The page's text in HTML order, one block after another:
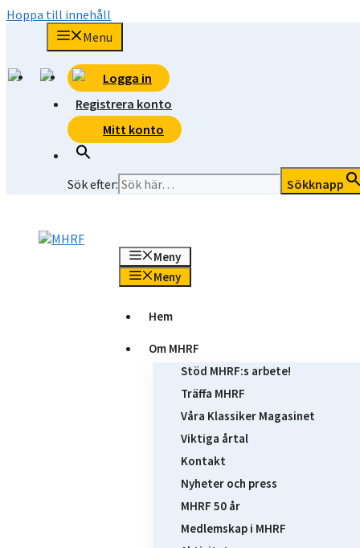
Hoppa till innehåll
Menu
Logga in
Registrera konto
Mitt konto
Sök efter: Sökknapp
Meny
Meny
Hem
Om MHRF
Stöd MHRF:s arbete!
Träffa MHRF
Våra Klassiker Magasinet
Viktiga årtal
Kontakt
Nyheter och press
MHRF 50 år
Medlemskap i MHRF